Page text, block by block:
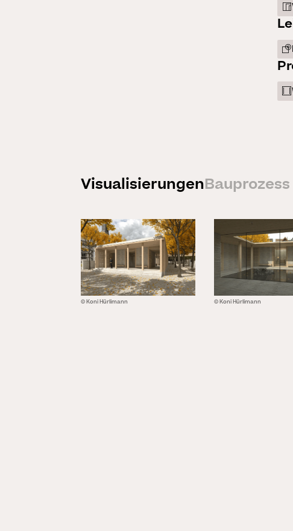
VisualisierungenBauprozess
© Koni Hürlimann © Koni Hürlimann